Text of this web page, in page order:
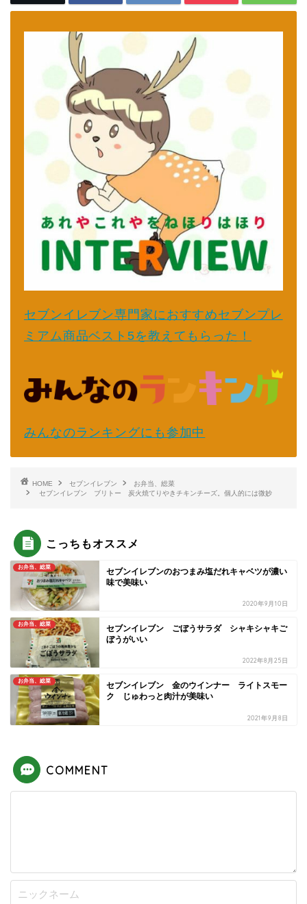
セブンイレブン専門家におすすめセブンプレ
ミアム商品ベスト5を教えてもらった！
みんなのランキングにも参加中
HOME セブンイレブン
お弁当、総菜
セブンイレブン ブリトー 炭火焼てりやきチキンチーズ。個人的には微妙
こっちもオススメ
お弁当、総菜
セブンイレブンのおつまみ塩だれキャベツが濃い
味で美味い
2020年9月10日
お弁当、総菜
セブンイレブン ごぼうサラダ シャキシャキご
ぼうがいい
2022年8月25日
お弁当、総菜
セブンイレブン 金のウインナー ライトスモー
ク じゅわっと肉汁が美味い
2021年9月8日
COMMENT